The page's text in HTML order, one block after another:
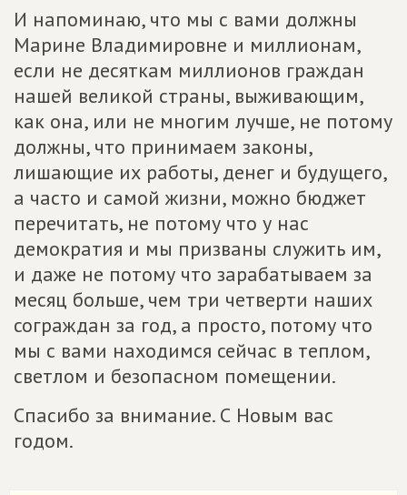
И напоминаю, что мы с вами должны
Марине Владимировне и миллионам,
если не десяткам миллионов граждан
нашей великой страны, выживающим,
как она, или не многим лучше, не потому
должны, что принимаем законы,
лишающие их работы, денег и будущего,
а часто и самой жизни, можно бюджет
перечитать, не потому что у нас
демократия и мы призваны служить им,
и даже не потому что зарабатываем за
месяц больше, чем три четверти наших
сограждан за год, а просто, потому что
мы с вами находимся сейчас в теплом,
светлом и безопасном помещении.
Спасибо за внимание. С Новым вас
годом.